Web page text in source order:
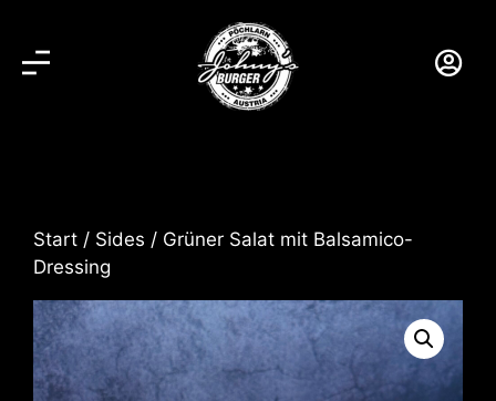
Start / Sides / Grüner Salat mit Balsamico-
Dressing